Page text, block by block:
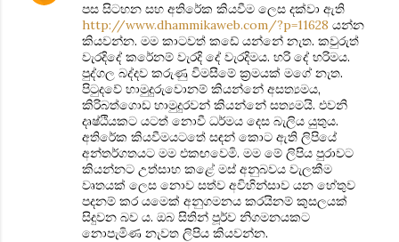
පස සිටහන සහ අතිරේක කියවීම ලෙස දක්වා ඇති
http://www.dhammikaweb.com/?p=11628 යන්න
කියවන්න. මම කාටවත් කඩේ යන්නේ නැත. කවුරුත්
වැරදිදේ කරේනම් වැරදි දේ වැරදිමය. හරි දේ හරිමය.
පුද්ගල බද්දව කරුණු විමසීමේ ක්‍රමයක් මගේ නැත.
පිටුදවේ හාමුදුරුවොනම් කියන්නේ අසත්‍යමය,
කිරිබත්ගොඩ හාමුදුරවන් කියන්නේ සත්‍යමයි. එවනි
දෘෂ්ඨියකට යටත් නොවී ධර්මය දෙස බැලිය යුතුය.
අතිරේක කියවීමයටතේ සඳන් කොට ඇති ලිපියේ
අන්තර්ගතයට මම එකඟවෙමි. මම මේ ලිපිය පුරාවට
කියන්නට උත්සාහ කළේ මස් අනුබවය වැලකීම
වෘතයක් ලෙස නොව සත්ව අවිහින්සාව යන හේතුව
පදනම් කර යමෙක් අනුගමනය කරයිනම් කුසලයක්
සිදුවන බව ය. ඔබ සිතින් පූර්ව නිගමනයකට
නොපැමිණ නැවත ලිපිය කියවන්න.